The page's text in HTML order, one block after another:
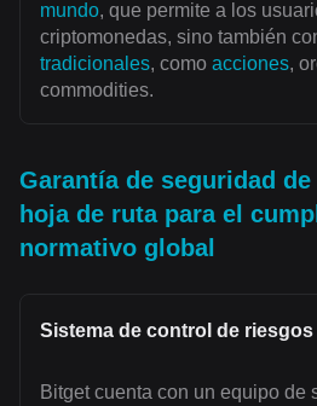
mundo, que permite a los
criptomonedas, sino también
tradicionales, como acciones,
commodities.
Garantía de seguridad
hoja de ruta para el
normativo global
Sistema de control de
Bitget cuenta con un equipo de